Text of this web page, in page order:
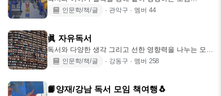
2024.10.09~ 의미를 찾기 위해서는
인문학/책/글 ∙ 관악구 ∙ 멤버 44
眞 자유독서
독서와 다양한 생각 그리고 선한 영향력을 나누는 모임
자유로운 선택에는 책임이 • 자유
인문학/책/글 ∙ 강동구 ∙ 멤버 258
📙양재/강남 독서 모임 책여행🐧